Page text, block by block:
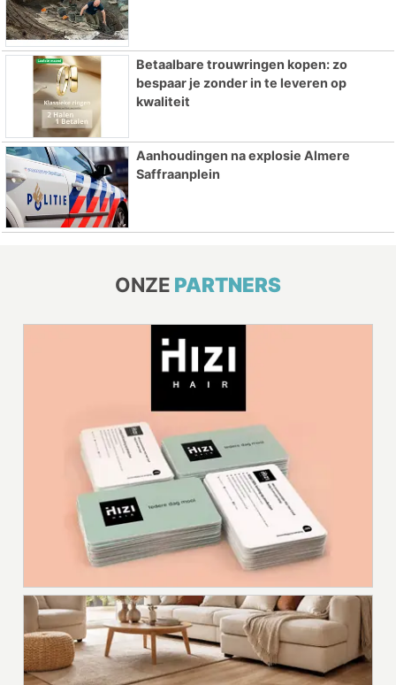
Betaalbare trouwringen kopen: zo
bespaar je zonder in te leveren op
kwaliteit
Aanhoudingen na explosie Almere
Saffraanplein
ONZE PARTNERS